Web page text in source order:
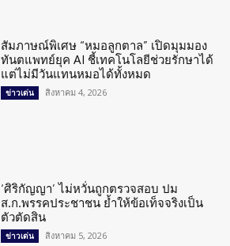
สัมภาษณ์พิเศษ “หมอลูกตาล” เปิดมุมมอง
ทันตแพทย์ยุค AI ชี้เทคโนโลยีช่วยรักษาได้
แต่ไม่มีวันแทนหมอได้ทั้งหมด
ข่าวเด่น สิงหาคม 4, 2026
‘ศิริกัญญา’ ไม่หวั่นถูกตรวจสอบ ปม
ส.ก.พรรคประชาชน ย้ำให้ข้อเท็จจริงเป็น
ตัวตัดสิน
ข่าวเด่น สิงหาคม 5, 2026